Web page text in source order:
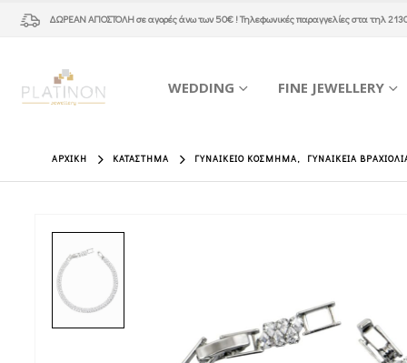
ΔΩΡΕΑΝ ΑΠΟΣΤΟΛΗσε αγορές άνω των 50€ ! Τηλεφωνικές παραγγελίες στα τηλ
WEDDING FINE JEWELLERY
ΑΡΧΙΚΉ ΚΑΤΆΣΤΗΜΑ ΓΥΝΑΙΚΕΊΟ ΚΌΣΜΗΜΑ, ΓΥΝΑΙΚΕΊΑ